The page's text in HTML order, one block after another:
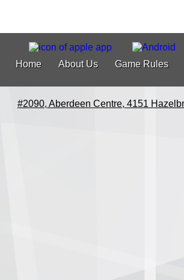
Home About Us Game Rules
#2090, Aberdeen Centre, 4151